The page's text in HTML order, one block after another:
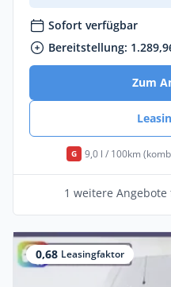
Sofort verfügbar
Bereitstellung:
Zum
G 9,0 l / 100km
1 weitere
0,68 Leasingfaktor